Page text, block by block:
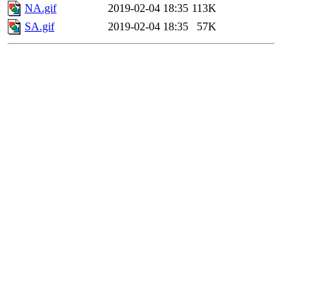
NA.gif
2019-02-04 18:35 113K
SA.gif
2019-02-04 18:35 57K